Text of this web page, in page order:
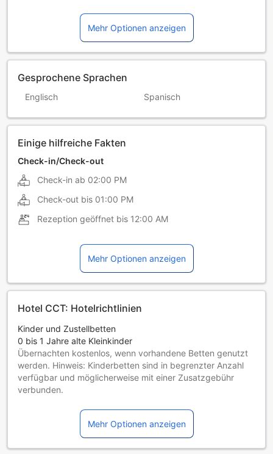
Mehr Optionen anzeigen
Gesprochene Sprachen
Englisch Spanisch
Einige hilfreiche Fakten
Check-in/Check-out
Check-in ab 02:00 PM
Check-out bis 01:00 PM
Rezeption geöffnet bis 12:00 AM
Mehr Optionen anzeigen
Hotel CCT: Hotelrichtlinien
Kinder und Zustellbetten
0 bis 1 Jahre alte Kleinkinder
Übernachten kostenlos, wenn vorhandene Betten genutzt
werden. Hinweis: Kinderbetten sind in begrenzter Anzahl
verfügbar und möglicherweise mit einer Zusatzgebühr
verbunden.
Übernachtung gratis, wenn das Kind ein vorhandenes Bett
Gäste ab 13 Jahren gelten als Erwachsene
Die Verfügbarkeit von Zustellbetten hängt von der
Mehr Optionen anzeigen